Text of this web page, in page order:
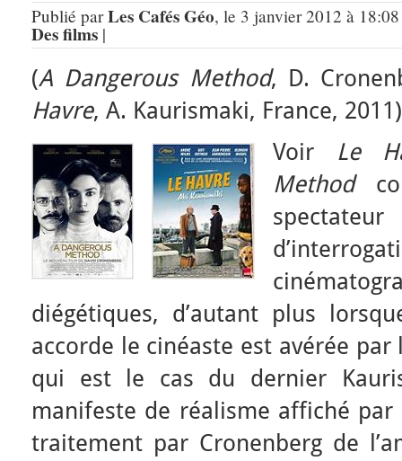
Publié parLes Cafés Géo, le 3 janvier 2012 à
Des films |
(A Dangerous Method, D.
Havre, A. Kaurismaki, France, 2011)
Voir Le
Method
diégétiques, d’autant plus
accorde le cinéaste est avérée
qui est le cas du dernier
manifeste de réalisme affiché par
traitement par Cronenberg de